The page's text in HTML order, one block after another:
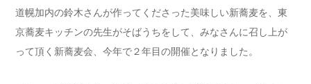
道幌加内の鈴木さんが作ってくださった美味しい新蕎麦を、東
京蕎麦キッチンの先生がそばうちをして、みなさんに召し上が
って頂く新蕎麦会、今年で２年目の開催となりました。